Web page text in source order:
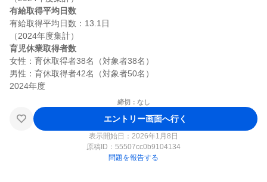
有給取得平均日数
有給取得平均日数：13.1日
育児休業取得者数
女性：育休取得者38名（対象者38名）
男性：育休取得者42名（対象者50名）
締切：なし
エントリー画面へ行く
表示開始日：2026年1月8日
原稿ID： 55507cc0b9104134
問題を報告する